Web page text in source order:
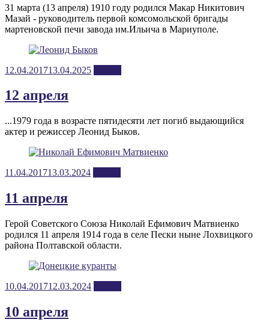
31 марта (13 апреля) 1910 году родился Макар Никитович
Мазай - руководитель первой комсомольской бригады
мартеновской печи завода им.Ильича в Мариуполе.
Posted
12.04.201713.04.2025
12 апреля
...1979 года в возрасте пятидесяти лет погиб выдающийся
актер и режиссер Леонид Быков.
Posted
11.04.201713.03.2024
11 апреля
Герой Советского Союза Николай Ефимович Матвиенко
родился 11 апреля 1914 года в селе Пески ныне Лохвицкого
района Полтавской области.
Posted
10.04.201712.03.2024
10 апреля